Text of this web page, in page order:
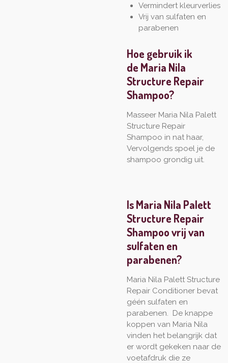
Vermindert kleurverlies
Vrij van sulfaten en
parabenen
Hoe gebruik ik
de Maria Nila
Structure Repair
Shampoo?
Masseer Maria Nila Palett
Structure Repair
Shampoo in nat haar,
Vervolgends spoel je de
shampoo grondig uit.
Is Maria Nila Palett
Structure Repair
Shampoovrij van
sulfaten en
parabenen?
Maria Nila Palett Structure
Repair Conditioner bevat
géén sulfaten en
parabenen. De knappe
koppen van Maria Nila
vinden het belangrijk dat
er wordt gekeken naar de
voetafdruk die ze